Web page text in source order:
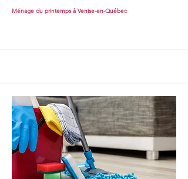
Ménage du printemps à Venise-en-Québec